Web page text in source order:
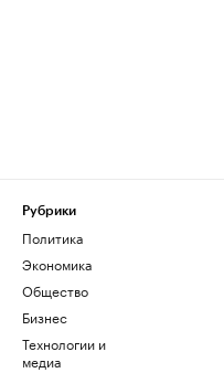
Рубрики
Политика
Экономика
Общество
Бизнес
Технологии и
медиа